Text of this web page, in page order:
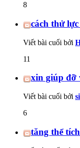
8
cách thử
Viết bài cuối bởi
11
xin giúp đỡ
Viết bài cuối bởi
6
tăng thể